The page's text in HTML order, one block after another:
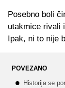
Posebno boli
utakmice rivali
Ipak, ni to nije
POVEZANO
Historija se